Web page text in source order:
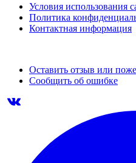
Условия использования
Политика
Контактная информация
Оставить отзыв или
Сообщить об ошибке